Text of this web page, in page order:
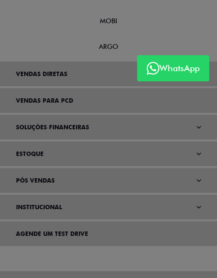
WhatsApp
MOBI
ARGO
VENDAS DIRETAS
VENDAS PARA PCD
SOLUÇÕES FINANCEIRAS
ESTOQUE
PÓS VENDAS
INSTITUCIONAL
AGENDE UM TEST DRIVE